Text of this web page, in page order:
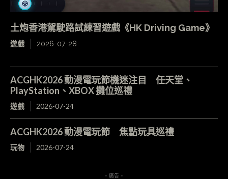
土炮香港駕駛路試練習遊戲《HK Driving Game》
遊戲 2026-07-28
ACGHK2026 動漫電玩節機迷注目 任天堂、
PlayStation、XBOX 攤位巡禮
遊戲 2026-07-24
ACGHK2026 動漫電玩節 焦點玩具巡禮
玩物 2026-07-24
- 廣告 -